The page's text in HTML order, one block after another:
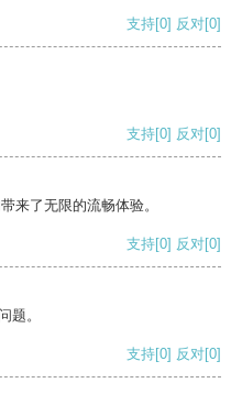
支持[0] 反对[0]
支持[0] 反对[0]
来了无限的流畅体验。
支持[0] 反对[0]
题。
支持[0] 反对[0]